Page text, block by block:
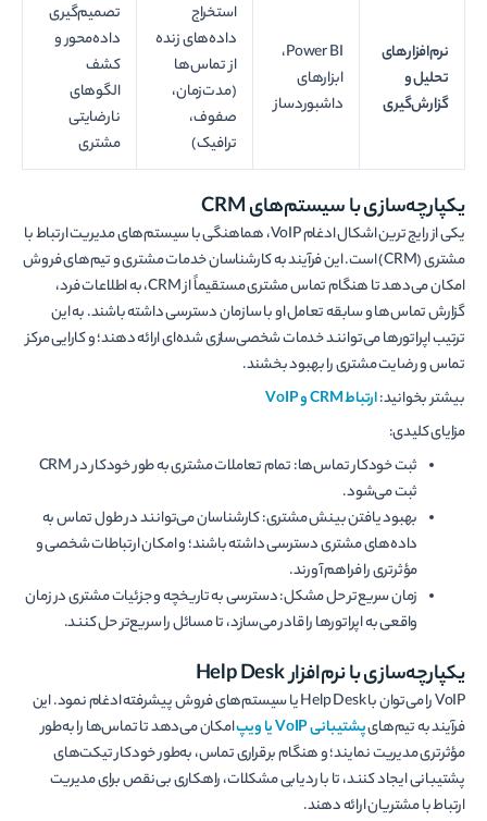
نرم‌افزارهای
تحلیل و
گزارش‌گیری
Power BI،
ابزارهای
داشبوردساز
استخراج
داده‌های زنده
از تماس‌ها
(مدت‌زمان،
صفوف،
ترافیک)
تصمیم‌گیری
داده‌محور و
کشف
الگوهای
نارضایتی
مشتری
یکپارچه‌سازی با سیستم‌های CRM
یکی از رایج ترین اشکال ادغام VoIP، هماهنگی با سیستم‌های مدیریت ارتباط با
مشتری (CRM) است. این فرآیند به کارشناسان خدمات مشتری و تیم‌های فروش
امکان می‌دهد تا هنگام تماس مشتری مستقیماً از CRM، به اطلاعات فرد،
گزارش تماس‌ها و سابقه تعامل او با سازمان دسترسی داشته باشند. به این
ترتیب اپراتورها می‌توانند خدمات شخصی‌سازی شده‌ای ارائه دهند؛ و کارایی مرکز
تماس و رضایت مشتری را بهبود بخشند.
بیشتر بخوانید:ارتباطCRMوVoIP
مزایای کلیدی:
ثبت خودکار تماس‌ها: تمام تعاملات مشتری به طور خودکار در CRM
ثبت می‌شود.
بهبود یافتن بینش مشتری: کارشناسان می‌توانند در طول تماس به
داده‌های مشتری دسترسی داشته باشند؛ و امکان ارتباطات شخصی و
مؤثرتری را فراهم آورند.
زمان‌ سریع‌تر حل مشکل: دسترسی به تاریخچه و جزئیات مشتری در زمان
واقعی به اپراتورها را قادر می‌سازد، تا مسائل را سریع‌تر حل کنند.
یکپارچه‌سازی با نرم‌افزارHelp Desk
VoIP را می‌توان با Help Desk یا سیستم‌های فروش پیشرفته ادغام نمود. این
فرآیند به تیم‌هایپشتیبانی VoIP یا ویپ
امکان می‌دهد تا تماس‌ها را به‌طور
مؤثرتری مدیریت نمایند؛ و هنگام برقراری تماس، به‌طور خودکار تیکت‌های
پشتیبانی ایجاد کنند، تا با ردیابی مشکلات، راهکاری بی‌نقص برای مدیریت
ارتباط با مشتریان ارائه دهند.